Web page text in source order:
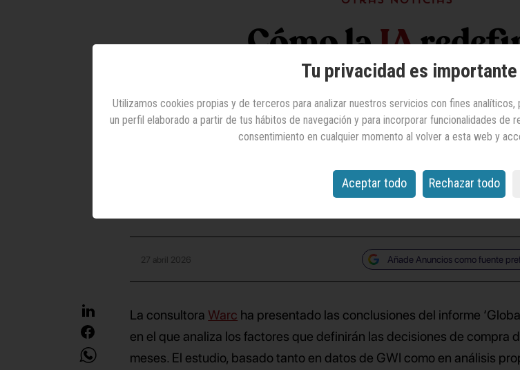
Cómo laIA
relaciones e influye
decisiones de
transforman los hábitos de consumo, y también la relación
personas
27 abril 2026 Añade Anuncios como fuente
La consultora Warc ha presentado las conclusiones del informe
en el que analiza los factores que definirán las decisiones de compra
meses. El estudio, basado tanto en datos de GWI como en análisis
Tu privacidad es
Utilizamos cookies propias y de terceros para analizar nuestros servicios con fines
un perfil elaborado a partir de tus hábitos de navegación y para incorporar funcionalidades
consentimiento en cualquier momento al volver a esta web y
Aceptar todo Rechazar todo